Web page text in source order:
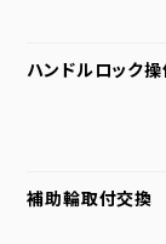
ハンドルロック
補助輪取付交